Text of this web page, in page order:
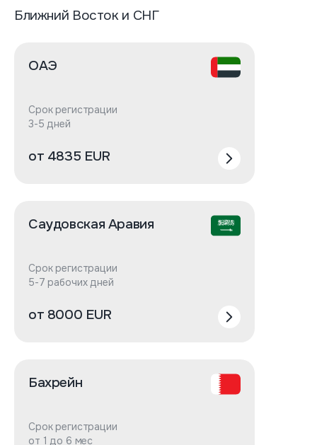
Ближний Восток и СНГ
ОАЭ
Срок регистрации
3-5 дней
от 4835 EUR
Саудовская Аравия
Срок регистрации
5-7 рабочих дней
от 8000 EUR
Бахрейн
Срок регистрации
от 1 до 6 мес